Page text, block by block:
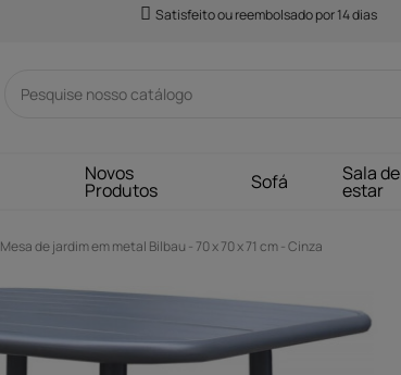
Satisfeito ou reembolsado por 14 dias
Novos
Produtos Sofá Sala de
estar
Mesa de jardim em metal Bilbau - 70 x 70 x 71 cm - Cinza